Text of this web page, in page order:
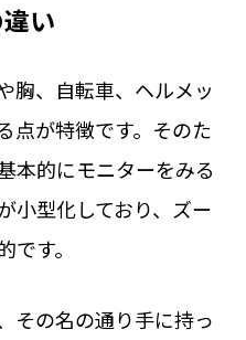
い
胸、自転車、ヘルメッ
点が特徴です。そのた
本的にモニターをみる
小型化しており、ズー
す。
その名の通り手に持っ